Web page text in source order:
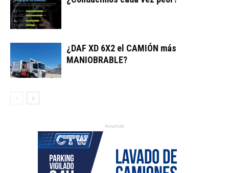
¿DAF XD 6X2 el CAMIÓN más
MANIOBRABLE?
Anuncio